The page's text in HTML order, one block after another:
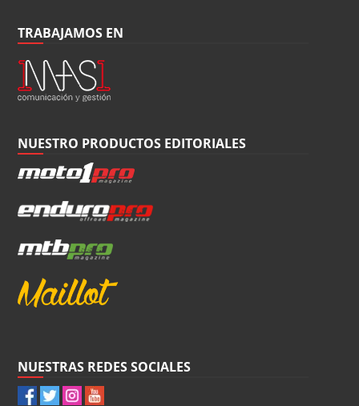
TRABAJAMOS EN
NUESTRO PRODUCTOS EDITORIALES
NUESTRAS REDES SOCIALES